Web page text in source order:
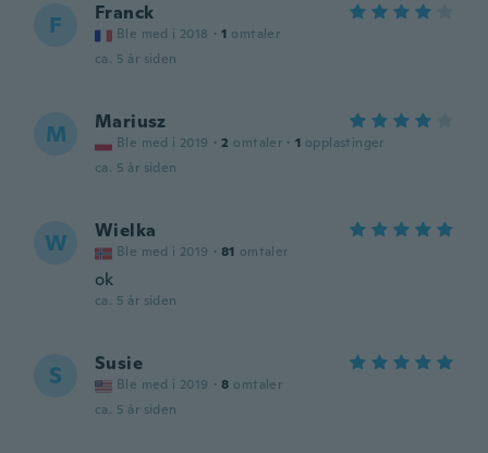
F Franck
Ble med i 2018 · 1 omtaler
ca. 5 år siden
M Mariusz
Ble med i 2019 · 2 omtaler · 1 opplastinger
ca. 5 år siden
W Wielka
Ble med i 2019 · 81 omtaler
ok
ca. 5 år siden
S Susie
Ble med i 2019 · 8 omtaler
ca. 5 år siden